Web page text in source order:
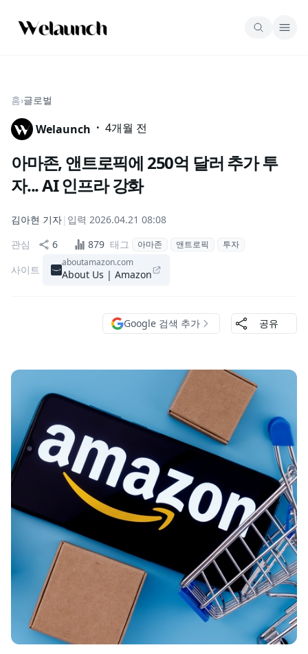
홈›글로벌
Welaunch · 4개월 전
아마존, 앤트로픽에 250억 달러 추가 투
자... AI 인프라 강화
김아현 기자| 입력 2026.04.21 08:08
관심
6 879 태그 아마존 앤트로픽 투자
사이트
aboutamazon.com
About Us | Amazon
Google 검색 추가 공유